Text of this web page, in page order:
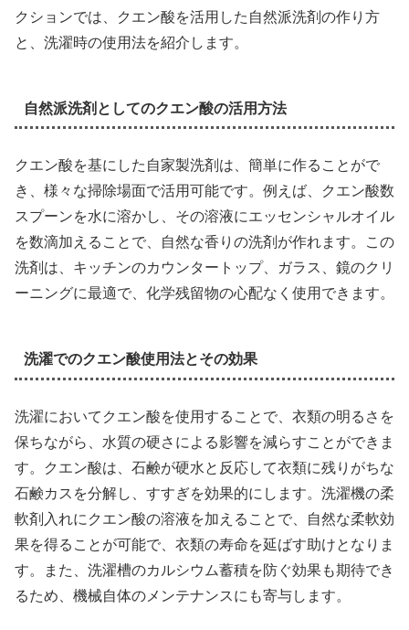
クションでは、クエン酸を活用した自然派洗剤の作り方
と、洗濯時の使用法を紹介します。
自然派洗剤としてのクエン酸の活用方法
クエン酸を基にした自家製洗剤は、簡単に作ることがで
き、様々な掃除場面で活用可能です。例えば、クエン酸数
スプーンを水に溶かし、その溶液にエッセンシャルオイル
を数滴加えることで、自然な香りの洗剤が作れます。この
洗剤は、キッチンのカウンタートップ、ガラス、鏡のクリ
ーニングに最適で、化学残留物の心配なく使用できます。
洗濯でのクエン酸使用法とその効果
洗濯においてクエン酸を使用することで、衣類の明るさを
保ちながら、水質の硬さによる影響を減らすことができま
す。クエン酸は、石鹸が硬水と反応して衣類に残りがちな
石鹸カスを分解し、すすぎを効果的にします。洗濯機の柔
軟剤入れにクエン酸の溶液を加えることで、自然な柔軟効
果を得ることが可能で、衣類の寿命を延ばす助けとなりま
す。また、洗濯槽のカルシウム蓄積を防ぐ効果も期待でき
るため、機械自体のメンテナンスにも寄与します。